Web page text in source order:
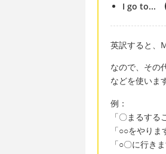
I go to...
英訳すると、
なので、その
などを使いま
例：
「〇まるす
「○○をやり
「○〇に行き